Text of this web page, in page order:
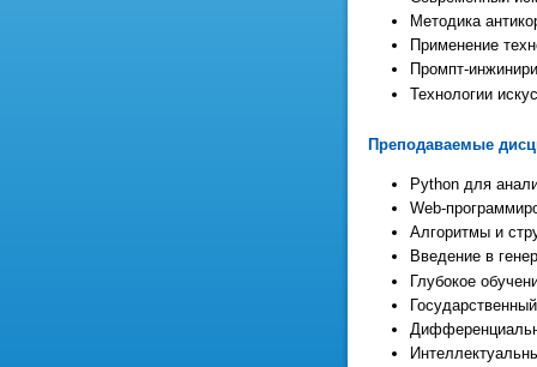
Методика
Применение
Промпт-
Технологии
Преподаваемые
Python для
Web-
Алгоритмы и
Введение в
Глубокое